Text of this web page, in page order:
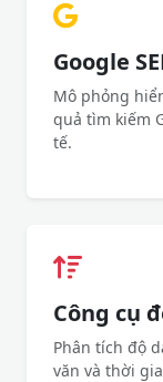
Google
Mô phỏng
quả tìm kiếm
tế.
Công cụ
Phân tích độ
văn và thời